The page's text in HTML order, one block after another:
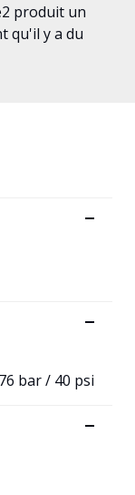
produit un
qu'il y a du
bar / 40 psi